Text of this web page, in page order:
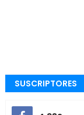
SUSCRIPTORES